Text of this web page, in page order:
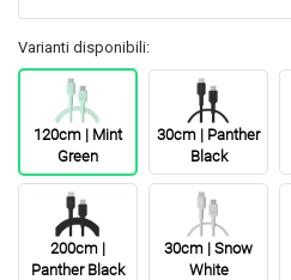
Varianti disponibili:
120cm | Mint
Green
30cm | Panther
Black
200cm |
Panther Black
30cm | Snow
White